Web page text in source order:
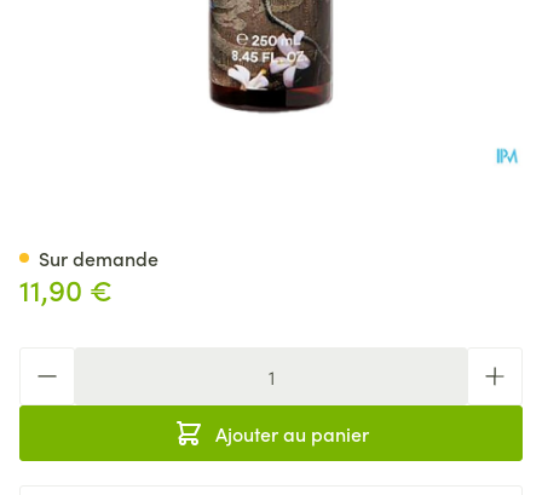
11,90 €
Ajouter au panier
Sur demande